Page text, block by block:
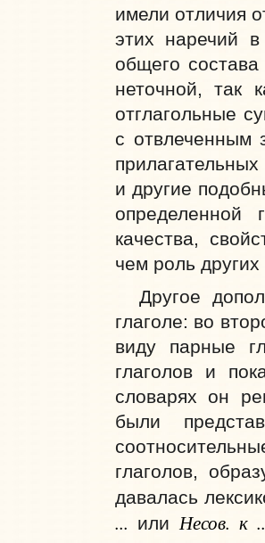
имели отличия
этих наречий
общего
неточной, так
отглагольные
с отвлеченным
и другие
определенной
качества,
чем роль
Другое
глаголе: во
виду парные
глаголов и
словарях он
были
глаголов,
давалась
... или Несов. к